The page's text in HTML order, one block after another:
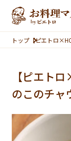
本文へスキップ
トップ 【ピエトロ
【ピエト
のこのチャ